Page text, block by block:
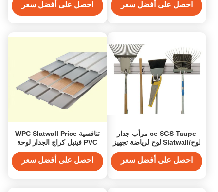
احصل على أفضل سعر احصل على أفضل سعر
ce SGS Taupe مرأب جدار
لوح/Slatwall لوح لرياضة تجهيز
احصل على أفضل سعر
تنافسية WPC Slatwall Price
PVC فينيل كراج الجدار لوحة
للتخزين
احصل على أفضل سعر